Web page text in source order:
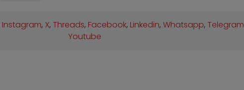
Instagram, X,Threads, Facebook, Linkedin,Whatsapp,Telegram
Youtube